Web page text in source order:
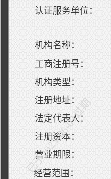
认证服务单位：
机构名称：
工商注册号：
机构类型：
注册地址：
法定代表人：
注册资本：
营业期限：
经营范围：
已于2025-06-01过期